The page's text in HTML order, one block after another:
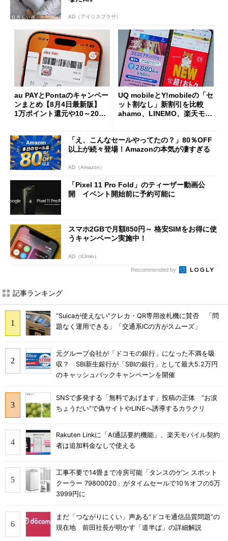
AD（アイリスプラザ）
au PAYとPontaのキャンペー
ンまとめ【8月4日最新版】
1万ポイント還元や10～20％
UQ mobileとY!mobileの「セ
ット割なし」新割引を比較
ahamo、LINEMO、楽天モバ
「え、こんなセールやってたの？」80％OFF
以上が続々登場！Amazonの本気が凄すぎる
AD（Amazon）
「Pixel 11 Pro Fold」のティーザー動画公
開 イベント開始前に予約可能に
スマホ2GBで月額850円～ 格安SIMをお得に使
うキャンペーン実施中！
AD（IIJmio）
Recommended by
記事ランキング
“Suicaが使えない”クレカ・QR専用改札機に賛否 「問
題なく運用できる」「交通系ICの方がスムーズ」
元グループ会社が「ドコモの銀行」になった不満を吸
収？ SBI新生銀行が「SBIの銀行」として最大5.2万円
のキャッシュバックキャンペーンを開催
SNSで多発する「無料であげます」投稿の正体 “お涙
ちょうだい”で偽サイトやLINEへ誘導するカラクリ
Rakuten Linkに「AI通話要約機能」、楽天モバイル契約
者は追加料金なしで使える
工事不要で14畳まで冷房可能「タンスのゲン スポット
クーラー 79800020」がタイムセールで10％オフの5万
3999円に
まだ「つながりにくい」声ある“ドコモ通信品質問題”の
現在地 前田社長が明かす「道半ば」の詳細解説